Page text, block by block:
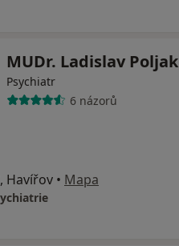
MUDr. Ladislav Poljak
Psychiatr
6 názorů
Havířov • Mapa